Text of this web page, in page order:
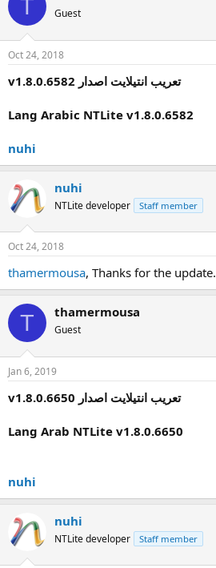
i
s
T Guest
Oct 24, 2018
v1.8.0.6582 تعريب انتيلايت اصدار
Lang Arabic NTLite v1.8.0.6582
nuhi
nuhi
NTLite developer Staff member
Oct 24, 2018
thamermousa, Thanks for the update.
T thamermousa
Guest
Jan 6, 2019
v1.8.0.6650 تعريب انتيلايت اصدار
Lang Arab NTLite v1.8.0.6650
nuhi
nuhi
NTLite developer Staff member